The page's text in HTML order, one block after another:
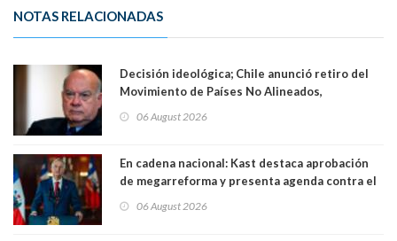
NOTAS RELACIONADAS
Decisión ideológica; Chile anunció retiro del
Movimiento de Países No Alineados,
1971. Excanciller Insulza lamentó decisión
06 August 2026
En cadena nacional: Kast destaca aprobación
de megarreforma y presenta agenda contra el
06 August 2026